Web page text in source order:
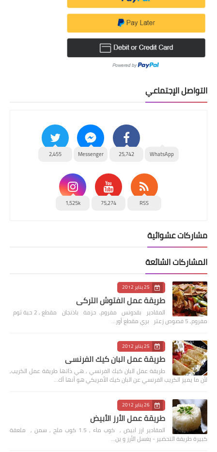
التواصل الإجتماعي
WhatsApp
25,742
Messenger
2,455
RSS
75,274
1,525k
مشاركات عشوائية
المشاركات الشائعة
25 يناير 2012
طريقة عمل الفتوش التركي
المقادير بقدونس مفروم, حزمة باذنجان مقطع , 2 حبة ثوم
مفروم, 5 فصوص زعتر بري مقطع أور…
25 يناير 2012
طريقة عمل البان كيك الفرنسي
طريقة عمل البان كيك الفرنسي , هي ذاتها طريقة عمل الكريب,
لأن ما يميز الكريب الفرنسي عن البان كيك الأمريكي هو أنها أك…
26 يناير 2012
طريقة عمل الأرز الأبيض
المقادير ارز ابيض , كوب ماء , 1.5 كوب ملح , سمن , ملعقة
كبيرة طريقة التحضير - يغسل الأرز و ين…